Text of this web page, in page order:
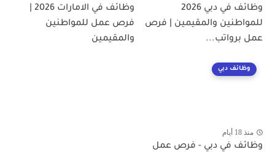
وظائف في دبي 2026
للمواطنين والمقيمين | فرص
عمل برواتب...
فرص عمل للمواطنين
والمقيمين
وظائف دبي
منذ 18 أيام
وظائف في دبي - فرص عمل